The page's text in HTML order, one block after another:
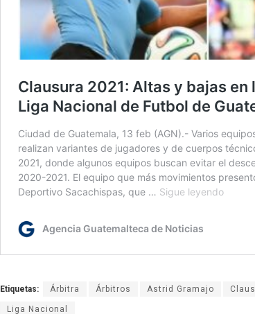
Etiquetas: Árbitra Árbitros Astrid Gramajo
Liga Nacional